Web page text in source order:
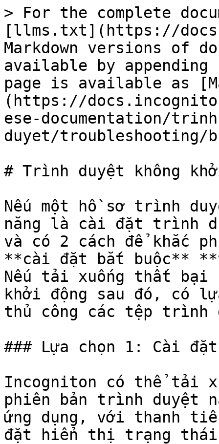
> For the complete
[llms.txt](https://
Markdown versions of
available by
page is available as
(https://
ese-documentation/
duyet/troubleshooting/
# Trình duyệt không
Nếu một hồ sơ trình
năng là cài đặt trình
và có 2 cách để khắc
**cài đặt bắt buộc**
Nếu tải xuống thất bại
khởi động sau đó, có
thủ công các tệp trình
### Lựa chọn 1: Cài
Incogniton có thể tải
phiên bản trình duyệt
ứng dụng, với thanh
đặt hiển thị trạng